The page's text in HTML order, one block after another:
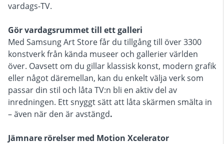
vardags-TV.
Gör vardagsrummet till ett galleri
Med Samsung Art Store får du tillgång till över 3300
konstverk från kända museer och gallerier världen
över. Oavsett om du gillar klassisk konst, modern grafik
eller något däremellan, kan du enkelt välja verk som
passar din stil och låta TV:n bli en aktiv del av
inredningen. Ett snyggt sätt att låta skärmen smälta in
– även när den är avstängd.
Jämnare rörelser med Motion Xcelerator